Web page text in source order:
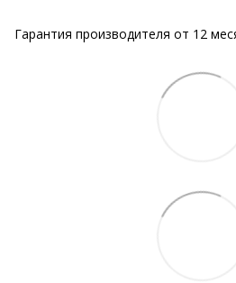
Гарантия производителя от 12